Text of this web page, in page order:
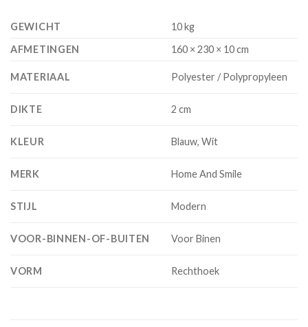
GEWICHT
10 kg
AFMETINGEN
160 × 230 × 10 cm
MATERIAAL Polyester / Polypropyleen
DIKTE 2 cm
KLEUR Blauw, Wit
MERK Home And Smile
STIJL Modern
VOOR-BINNEN-OF-BUITEN Voor Binen
VORM Rechthoek